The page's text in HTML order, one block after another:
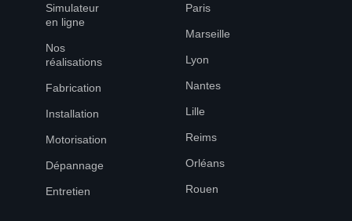
Simulateur
en ligne
Nos
réalisations
Fabrication
Installation
Motorisation
Dépannage
Entretien
Paris
Marseille
Lyon
Nantes
Lille
Reims
Orléans
Rouen